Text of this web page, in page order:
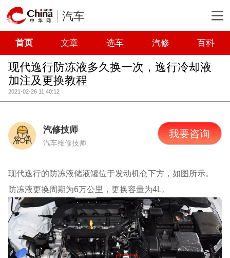
汽车
首页 文章 选车 汽修 百科
现代逸行防冻液多久换一次，逸行冷却液
加注及更换教程
2021-02-26 11:40:12
汽修技师
汽车维修技师
我要咨询
现代逸行的防冻液储液罐位于发动机仓下方，如图所示。
防冻液更换周期为6万公里，更换容量为4L。